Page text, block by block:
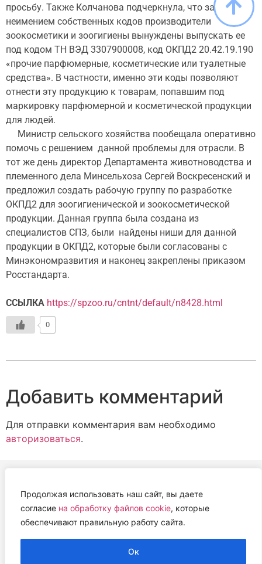
Продолжая использовать наш сайт, вы даете
согласие на обработку файлов cookie, которые
обеспечивают правильную работу сайта.
Ок
просьбу. Также Колчанова подчеркнула, что за
неимением собственных кодов производители
зоокосметики и зоогигиены вынуждены выпускать ее
под кодом ТН ВЭД 3307900008, код ОКПД2 20.42.19.190
«прочие парфюмерные, косметические или туалетные
средства». В частности, именно эти коды позволяют
отнести эту продукцию к товарам, попавшим под
маркировку парфюмерной и косметической продукции
для людей.
Министр сельского хозяйства пообещала оперативно
помочь с решением данной проблемы для отрасли. В
тот же день директор Департамента животноводства и
племенного дела Минсельхоза Сергей Воскресенский и
предложил создать рабочую группу по разработке
ОКПД2 для зоогигиенической и зоокосметической
продукции. Данная группа была создана из
специалистов СПЗ, были найдены ниши для данной
продукции в ОКПД2, которые были согласованы с
Минэкономразвития и наконец закреплены приказом
Росстандарта.
ССЫЛКА https://spzoo.ru/cntnt/default/n8428.html
0
Добавить комментарий
Для отправки комментария вам необходимо
авторизоваться.
АВТОНОМНАЯ НЕКОММЕРЧЕСКАЯ ОРГАНИЗАЦИЯ
«ЦЕНТР ВЕТЕРИНАРНОЙ ТЕРАПИИ, ИММУНОЛОГИИ И
ИММУНОПАТОЛОГИИ» (ЦВЕТИ)
Работем с 2019 года.